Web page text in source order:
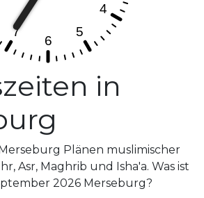
in
Plänen muslimischer
Asr, Maghrib und Isha'a. Was ist
2026 Merseburg?